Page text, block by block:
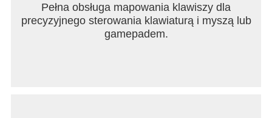
Pełna obsługa mapowania klawiszy dla
precyzyjnego sterowania klawiaturą i myszą lub
gamepadem.